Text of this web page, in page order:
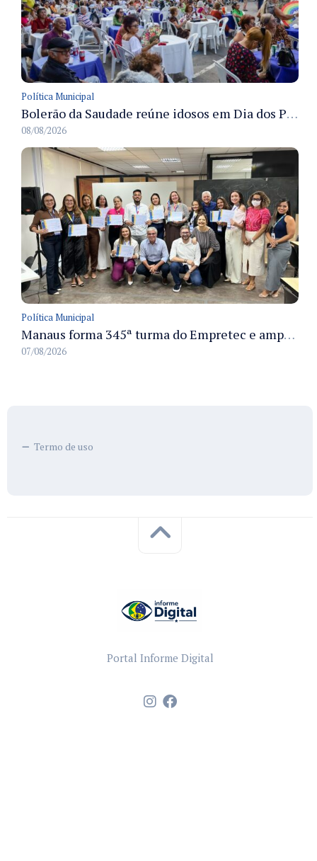
Política Municipal
Bolerão da Saudade reúne idosos em Dia dos Pais promovido pela Fundação Dr. Thomas em Manaus
08/08/2026
Política Municipal
Manaus forma 345ª turma do Empretec e amplia qualificação de empreendedores na cidade
07/08/2026
Termo de uso
Portal Informe Digital